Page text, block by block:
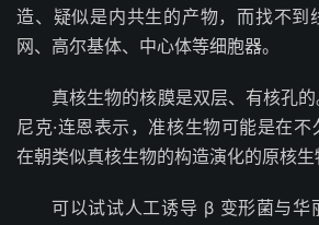
造、疑似是内共生的产物，而找不到
网、高尔基体、中心体等细胞器。
真核生物的核膜是双层、有核孔
尼克·连恩表示，准核生物可能是在
在朝类似真核生物的构造演化的原核生
可以试试人工诱导 β 变形菌与华